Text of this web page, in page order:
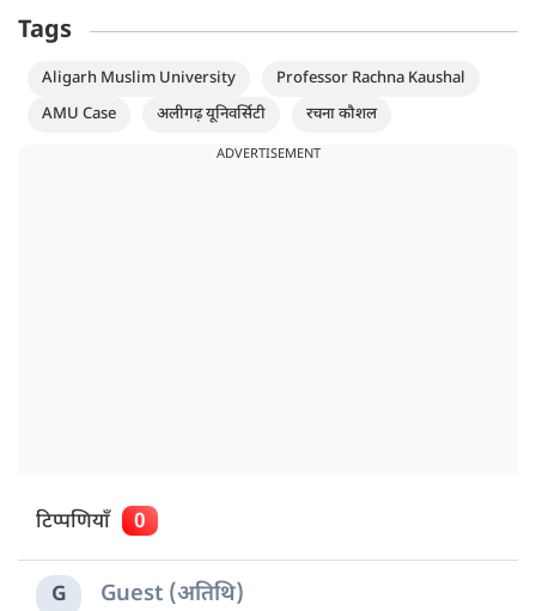
Tags
Aligarh Muslim University
Professor Rachna Kaushal
AMU Case
अलीगढ़ यूनिवर्सिटी रचना कौशल
ADVERTISEMENT
टिप्पणियाँ 0
G Guest (अतिथि)